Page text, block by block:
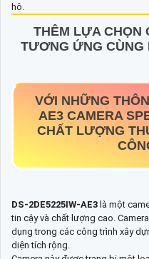
hộ.
THÊM LỰA CHỌN
TƯƠNG ỨNG CÙNG
VỚI NHỮNG
AE3 CAMERA
CHẤT LƯỢNG
DS-2DE5225IW-AE3 là một
tin cậy và chất lượng cao.
dụng trong các công trình xây
diện tích rộng.